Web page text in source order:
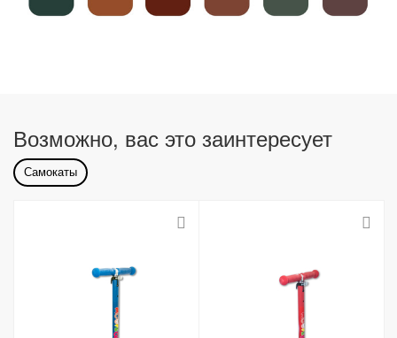
Возможно, вас это заинтересует
Самокаты